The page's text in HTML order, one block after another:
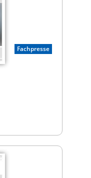
Fachpresse